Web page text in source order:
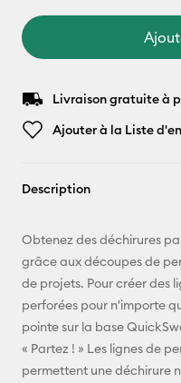
Livraison gratuite à
Ajouter à la Liste
Description
Obtenez des déchirures
grâce aux découpes de
de projets. Pour créer des
perforées pour n'importe
pointe sur la base
« Partez ! » Les lignes de
permettent une déchirure